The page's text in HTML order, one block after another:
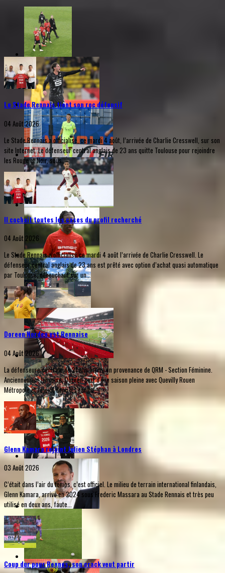
Le Stade Rennais tient son roc défensif
04 Août 2026
Le Stade Rennais a officialisé, ce mardi 4 août, l’arrivée de Charlie Cresswell, sur son
site Internet. Le défenseur central anglais de 23 ans quitte Toulouse pour rejoindre
les Rouge et Noir, sous...
Il cochait toutes les cases du profil recherché
04 Août 2026
Le Stade Rennais a officialisé ce mardi 4 août l’arrivée de Charlie Cresswell. Le
défenseur central anglais de 23 ans est prêté avec option d’achat quasi automatique
par Toulouse, débouchant sur un...
Doreen Norden est Rennaise
04 Août 2026
La défenseure centrale de 21 ans arrive en provenance de QRM - Section Féminine.
Anciennement lensoise, Doreen sort d'une saison pleine avec Quevilly Rouen
Métropole et rejoint donc les rangs...
Glenn Kamara rejoint Julien Stéphan à Londres
03 Août 2026
C’était dans l’air du temps, c’est officiel. Le milieu de terrain international finlandais,
Glenn Kamara, arrivé en 2024 sous Frederic Massara au Stade Rennais et très peu
utilisé en deux ans, faute...
Coup dur pour Rennes, son crack veut partir